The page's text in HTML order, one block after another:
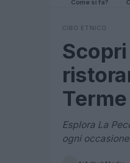
Come si fa?
CIBO ETNICO
Terme
Esplora La
ogni